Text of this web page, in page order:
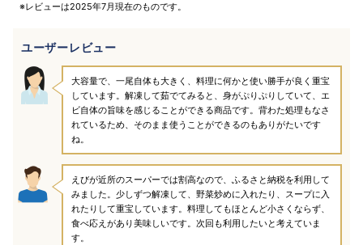
※レビューは2025年7月現在のものです。
ユーザーレビュー
大容量で、一尾自体も大きく、料理に何かと使い勝手が良く重宝
しています。解凍して茹でてみると、身がぷりぷりしていて、エ
ビ自体の旨味を感じることができる商品です。背わた処理もなさ
れているため、そのまま使うことができるのもありがたいです
ね。
えびが近所のスーパーでは割高なので、ふるさと納税を利用して
みました。少しずつ解凍して、野菜炒めに入れたり、スープに入
れたりして重宝しています。料理してもほとんど小さくならず、
食べ応えがあり美味しいです。次回も利用したいと考えていま
す。